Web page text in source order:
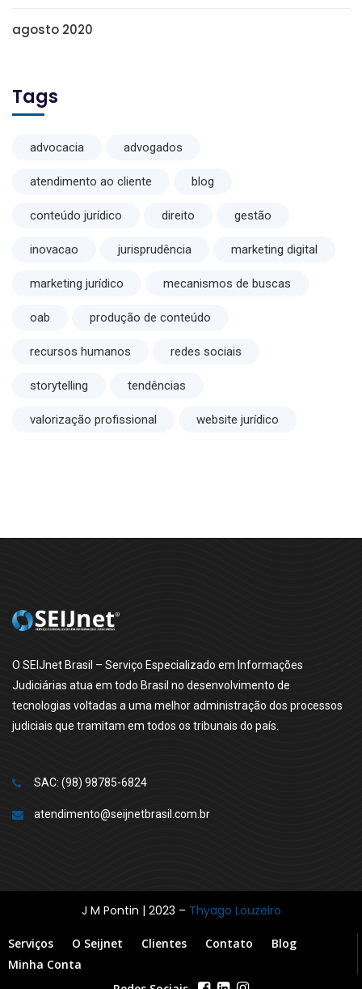
agosto 2020
Tags
advocacia advogados
atendimento ao cliente blog
conteúdo jurídico direito gestão
inovacao jurisprudência marketing digital
marketing jurídico mecanismos de buscas
oab produção de conteúdo
recursos humanos redes sociais
storytelling tendências
valorização profissional website jurídico
O SEIJnet Brasil – Serviço Especializado em Informações
Judiciárias atua em todo Brasil no desenvolvimento de
tecnologias voltadas a uma melhor administração dos processos
judiciais que tramitam em todos os tribunais do país.
SAC: (98) 98785-6824
atendimento@seijnetbrasil.com.br
J M Pontin | 2023 – Thyago Louzeiro
Serviços O Seijnet Clientes Contato
Blog
Minha Conta